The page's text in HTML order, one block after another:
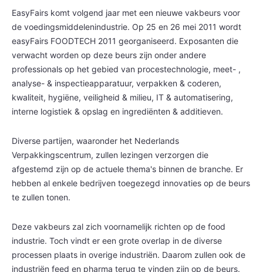
EasyFairs komt volgend jaar met een nieuwe vakbeurs voor
de voedingsmiddelenindustrie. Op 25 en 26 mei 2011 wordt
easyFairs FOODTECH 2011 georganiseerd. Exposanten die
verwacht worden op deze beurs zijn onder andere
professionals op het gebied van procestechnologie, meet- ,
analyse- & inspectieapparatuur, verpakken & coderen,
kwaliteit, hygiëne, veiligheid & milieu, IT & automatisering,
interne logistiek & opslag en ingrediënten & additieven.
Diverse partijen, waaronder het Nederlands
Verpakkingscentrum, zullen lezingen verzorgen die
afgestemd zijn op de actuele thema's binnen de branche. Er
hebben al enkele bedrijven toegezegd innovaties op de beurs
te zullen tonen.
Deze vakbeurs zal zich voornamelijk richten op de food
industrie. Toch vindt er een grote overlap in de diverse
processen plaats in overige industriën. Daarom zullen ook de
industriën feed en pharma terug te vinden zijn op de beurs.